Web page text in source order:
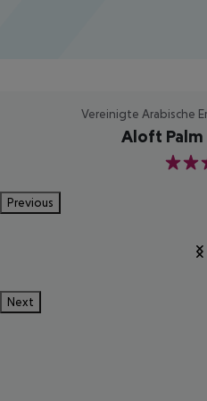
Vereinigte Arabische
Aloft Palm
4
Previous
Next